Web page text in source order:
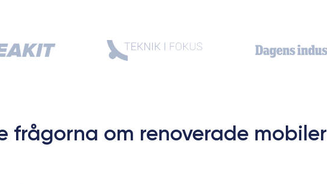
frågorna om renoverade mobiler